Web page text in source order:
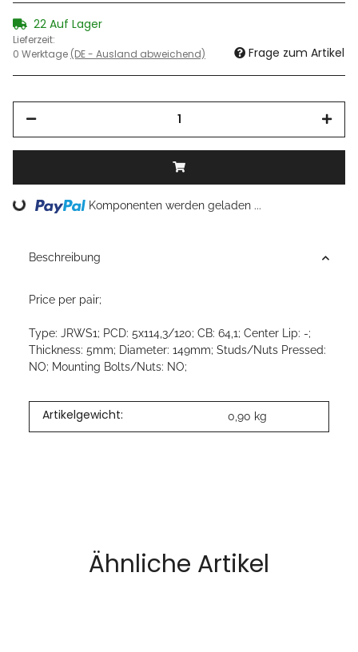
22 Auf Lager
Lieferzeit:
0 Werktage (DE - Ausland abweichend) Frage zum Artikel
Loading... Komponenten werden geladen ...
Beschreibung
Price per pair;
Type: JRWS1; PCD: 5x114,3/120; CB: 64,1; Center Lip: -;
Thickness: 5mm; Diameter: 149mm; Studs/Nuts Pressed:
NO; Mounting Bolts/Nuts: NO;
Artikelgewicht: 0,90 kg
Ähnliche Artikel